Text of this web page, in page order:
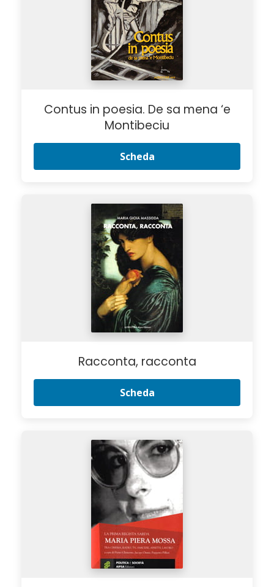
Contus in poesia. De sa mena ‘e
Montibeciu
Scheda
Racconta, racconta
Scheda